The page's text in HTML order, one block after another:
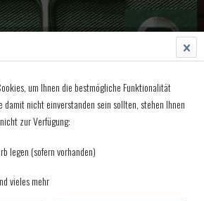
um Ihnen die bestmögliche Funktionalität
damit nicht einverstanden sein sollten, stehen Ihnen
zur Verfügung:
legen (sofern vorhanden)
vieles mehr